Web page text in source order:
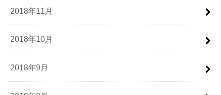
2018年11月
2018年10月
2018年9月